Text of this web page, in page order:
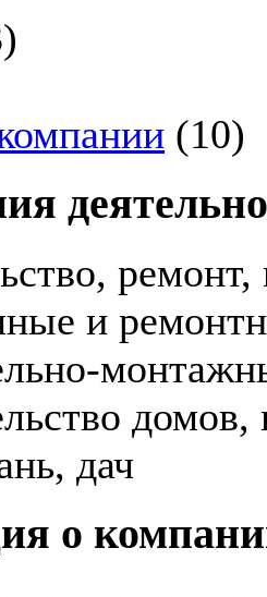
(10)
и
домов,
дач
о